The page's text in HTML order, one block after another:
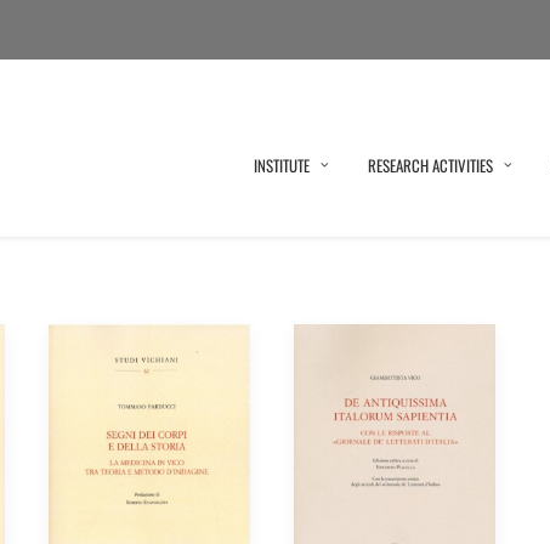
INSTITUTE RESEARCH ACTIVITIES